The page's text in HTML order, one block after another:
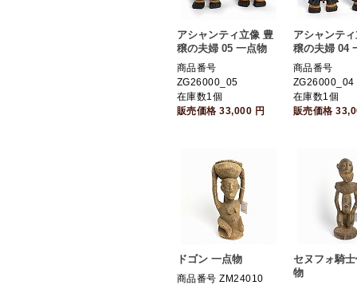
アシャンティ立像 豊
穣の夫婦 05 一点物
商品番号
ZG26000_05
在庫数1個
販売価格33,000 円
アシャンテ
穣の夫婦 04
商品番号
ZG26000_04
在庫数1個
販売価格
ドゴン 一点物
商品番号 ZM24010
セヌフォ騎
物